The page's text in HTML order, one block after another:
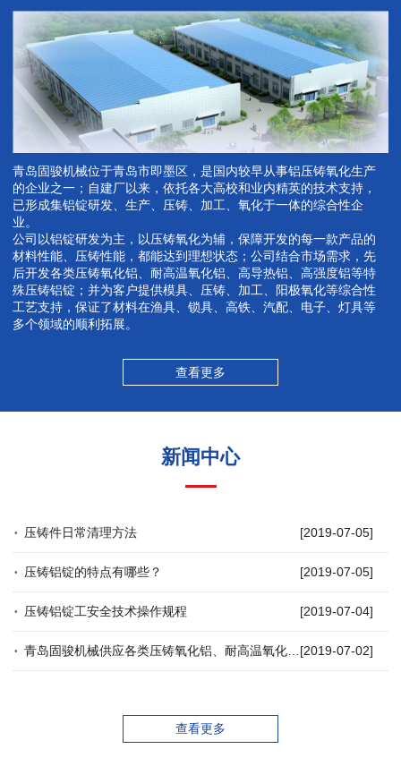
青岛固骏机械位于青岛市即墨区，是国内较早从事铝压铸氧化生产
的企业之一；自建厂以来，依托各大高校和业内精英的技术支持，
已形成集铝锭研发、生产、压铸、加工、氧化于一体的综合性企
业。
公司以铝锭研发为主，以压铸氧化为辅，保障开发的每一款产品的
材料性能、压铸性能，都能达到理想状态；公司结合市场需求，先
后开发各类压铸氧化铝、耐高温氧化铝、高导热铝、高强度铝等特
殊压铸铝锭；并为客户提供模具、压铸、加工、阳极氧化等综合性
工艺支持，保证了材料在渔具、锁具、高铁、汽配、电子、灯具等
多个领域的顺利拓展。
查看更多
新闻中心
[2019-07-05]
压铸件日常清理方法
[2019-07-05]
压铸铝锭的特点有哪些？
[2019-07-04]
压铸铝锭工安全技术操作规程
[2019-07-02]
青岛固骏机械供应各类压铸氧化铝、耐高温氧化铝等特殊压铸铝锭
查看更多